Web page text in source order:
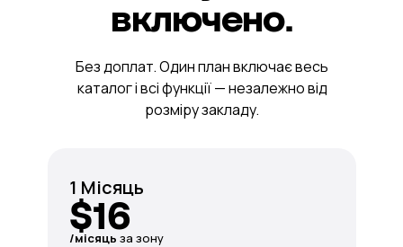
включено.
1 Місяць
$16
/місяць за зону
Без доплат. Один план включає весь
каталог і всі функції — незалежно від
розміру закладу.